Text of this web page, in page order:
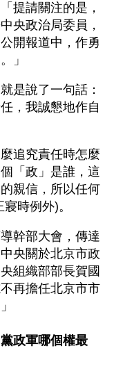
提請關注的是，
央政治局委員，
開報道中，作勇
」
是說了一句話：
，我誠懇地作自
追究責任時怎麼
「政」是誰，這
親信，所以任何
時例外)。
幹部大會，傳達
央關於北京市政
組織部部長賀國
再擔任北京市市
政軍哪個權最